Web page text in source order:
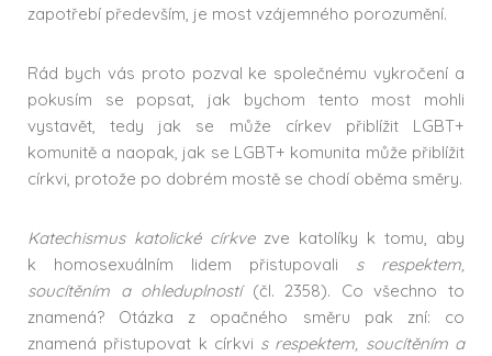
zapotřebí především, je most vzájemného porozumění.
Rád bych vás proto pozval ke společnému vykročení a
pokusím se popsat, jak bychom tento most mohli
vystavět, tedy jak se může církev přiblížit LGBT+
komunitě a naopak, jak se LGBT+ komunita může přiblížit
církvi, protože po dobrém mostě se chodí oběma směry.
Katechismus katolické církvezve katolíky k tomu, aby
k homosexuálním lidem přistupovali s respektem,
soucítěním a ohleduplností(čl. 2358). Co všechno to
znamená? Otázka z opačného směru pak zní: co
znamená přistupovat k církvi s respektem, soucítěním a